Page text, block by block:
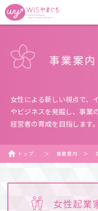
事業案内
女性による新しい視点で、
やビジネスを発掘し、事業
経営者の育成を目指します。
トップ ＞ 事業案内 ＞
女性起業